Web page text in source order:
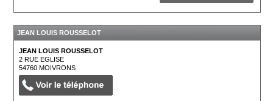
JEAN LOUIS ROUSSELOT
JEAN LOUIS ROUSSELOT
2 RUE EGLISE
54760MOIVRONS